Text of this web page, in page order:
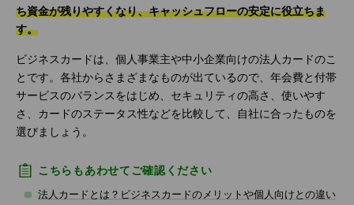
ち資金が残りやすくなり、キャッシュフローの安定に役立ちま
す。
ビジネスカードは、個人事業主や中小企業向けの法人カードのこ
とです。各社からさまざまなものが出ているので、年会費と付帯
サービスのバランスをはじめ、セキュリティの高さ、使いやす
さ、カードのステータス性などを比較して、自社に合ったものを
選びましょう。
こちらもあわせてご確認ください
法人カードとは？ビジネスカードのメリットや個人向けとの違い